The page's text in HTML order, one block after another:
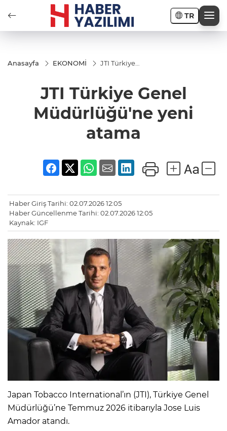
TR
Anasayfa EKONOMİ
JTI Türkiye
yeni atama
JTI Türkiye Genel
Müdürlüğü'ne yeni
atama
Haber Giriş Tarihi: 02.07.2026 12:05
Haber Güncellenme Tarihi: 02.07.2026 12:05
Kaynak: IGF
Japan Tobacco International’ın (JTI), Türkiye Genel
Müdürlüğü’ne Temmuz 2026 itibarıyla Jose Luis
Amador atandı.